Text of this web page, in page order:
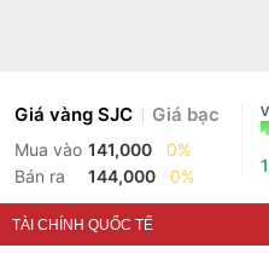
Giá vàng SJC Giá bạc
Mua vào 141,000
0%
Bán ra
144,000 0%
TÀI CHÍNH QUỐC TẾ